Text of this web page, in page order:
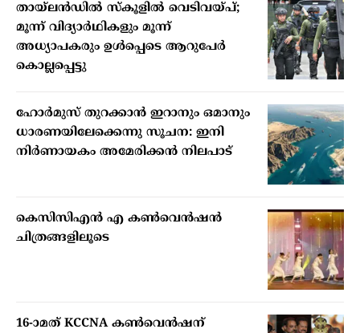
തായ്ലന്‍ഡില്‍ സ്‌കൂളില്‍ വെടിവയ്പ്;
മൂന്ന് വിദ്യാര്‍ഥികളും മൂന്ന്
അധ്യാപകരും ഉള്‍പ്പെടെ ആറുപേര്‍
കൊല്ലപ്പെട്ടു
ഹോര്‍മുസ് തുറക്കാന്‍ ഇറാനും ഒമാനും
ധാരണയിലേക്കെന്നു സൂചന: ഇനി
നിര്‍ണായകം അമേരിക്കന്‍ നിലപാട്
കെസിസിഎൻ എ കൺവെൻഷൻ
ചിത്രങ്ങളിലൂടെ
16-ാമത് KCCNA കൺവെൻഷന്